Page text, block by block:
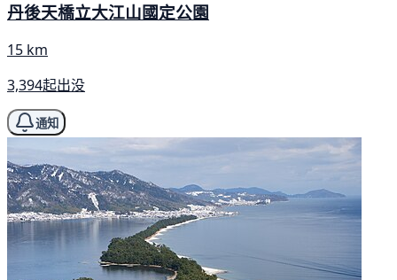
丹後天橋立大江山國定公園
15 km
3,394起出没
通知